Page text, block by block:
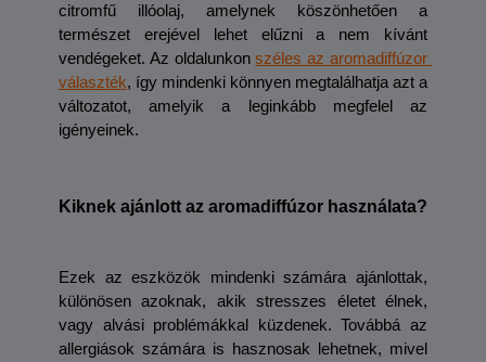
citromfű illóolaj, amelynek köszönhetően a
természet erejével lehet elűzni a nem kívánt
vendégeket. Az oldalunkon széles az aromadiffúzor
választék, így mindenki könnyen megtalálhatja azt a
változatot, amelyik a leginkább megfelel az
igényeinek.
Kiknek ajánlott az aromadiffúzor használata?
Ezek az eszközök mindenki számára ajánlottak,
különösen azoknak, akik stresszes életet élnek,
vagy alvási problémákkal küzdenek. Továbbá az
allergiások számára is hasznosak lehetnek, mivel